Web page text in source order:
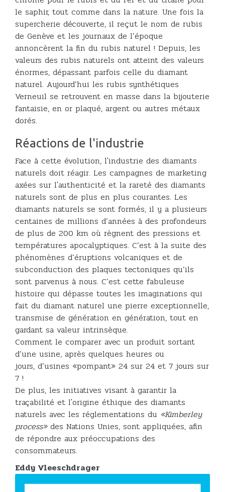
le saphir, tout comme dans la nature. Une fois la
supercherie découverte, il reçut le nom de rubis
de Genève et les journaux de l’époque
annoncèrent la fin du rubis naturel ! Depuis, les
valeurs des rubis naturels ont atteint des valeurs
énormes, dépassant parfois celle du diamant
naturel. Aujourd’hui les rubis synthétiques
Verneuil se retrouvent en masse dans la bijouterie
fantaisie, en or plaqué, argent ou autres métaux
dorés.
Réactions de l'industrie
Face à cette évolution, l'industrie des diamants
naturels doit réagir. Les campagnes de marketing
axées sur l'authenticité et la rareté des diamants
naturels sont de plus en plus courantes. Les
diamants naturels se sont formés, il y a plusieurs
centaines de millions d’années à des profondeurs
de plus de 200 km où règnent des pressions et
températures apocalyptiques. C’est à la suite des
phénomènes d’éruptions volcaniques et de
subconduction des plaques tectoniques qu’ils
sont parvenus à nous. C’est cette fabuleuse
histoire qui dépasse toutes les imaginations qui
fait du diamant naturel une pierre exceptionnelle,
transmise de génération en génération, tout en
gardant sa valeur intrinsèque.
Comment le comparer avec un produit sortant
d’une usine, après quelques heures ou
jours, d’usines «pompant» 24 sur 24 et 7 jours sur
7 !
De plus, les initiatives visant à garantir la
traçabilité et l'origine éthique des diamants
naturels avec les réglementations du «Kimberley
process»des Nations Unies, sont appliquées, afin
de répondre aux préoccupations des
consommateurs.
Eddy Vleeschdrager